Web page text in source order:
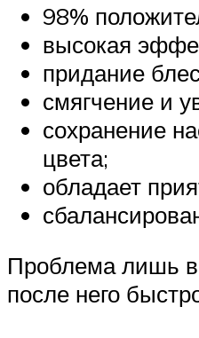
98%
высокая
придание
смягчение и
сохранение
цвета;
обладает
Проблема лишь в
после него